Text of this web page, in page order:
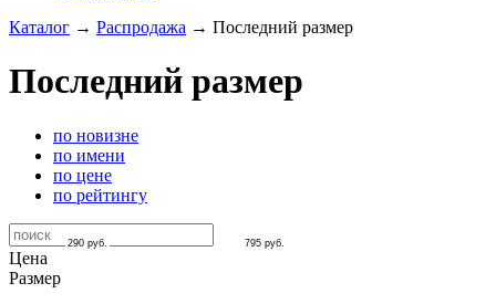
Каталог → Распродажа → Последний размер
Последний размер
по новизне
по имени
по цене
по рейтингу
Цена
290 руб. 795 руб.
Размер